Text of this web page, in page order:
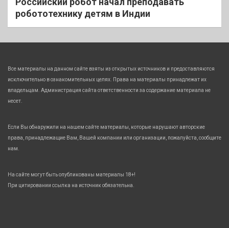
робототехнику детям в Индии
Все материалы на данном сайте взяты из открытых источников и предоставляются
исключительно в ознакомительных целях. Права на материалы принадлежат их
владельцам. Администрация сайта ответственности за содержание материала не
несет.
Если Вы обнаружили на нашем сайте материалы, которые нарушают авторские
права, принадлежащие Вам, Вашей компании или организации, пожалуйста, сообщите
нам.
На сайте могут быть опубликованы материалы 18+!
При цитировании ссылка на источник обязательна.